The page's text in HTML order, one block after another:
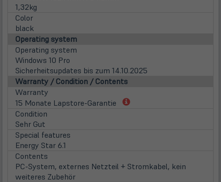
1,32kg
Color
black
Operating system
Operating system
Windows 10 Pro
Sicherheitsupdates bis zum 14.10.2025
Warranty / Condition / Contents
Warranty
15 Monate Lapstore-Garantie
(öffnet
Condition
Sehr Gut
Special features
Energy Star 6.1
Contents
PC-System, externes Netzteil + Stromkabel, kein
weiteres Zubehör